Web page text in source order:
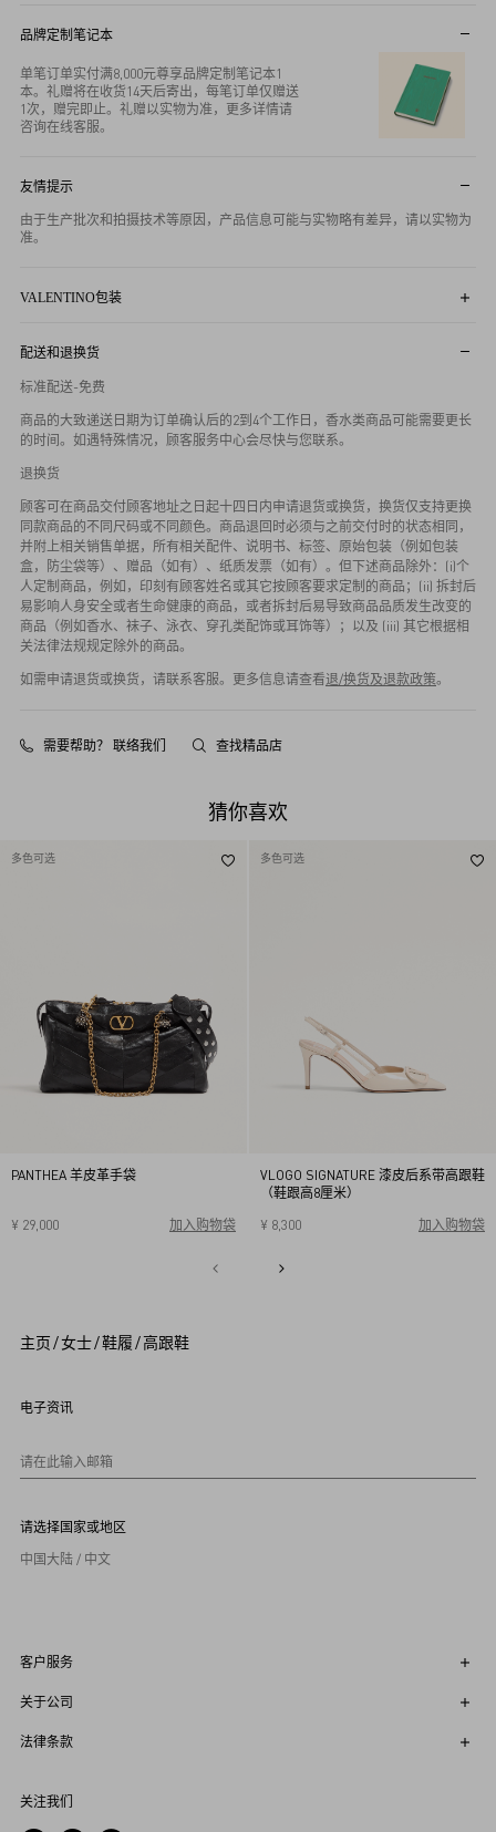
品牌定制笔记本
单笔订单实付满8,000元尊享品牌定制笔记本1
本。礼赠将在收货14天后寄出，每笔订单仅赠送
1次，赠完即止。礼赠以实物为准，更多详情请
咨询在线客服。
友情提示
由于生产批次和拍摄技术等原因，产品信息可能与实物略有差异，请以实物为
准。
VALENTINO包装
等因素有所不同，具体以收到实物包装为准，感谢您的理解。
配送和退换货
标准配送-免费
商品的大致递送日期为订单确认后的2到4个工作日，香水类商品可能需要更长
的时间。如遇特殊情况，顾客服务中心会尽快与您联系。
退换货
顾客可在商品交付顾客地址之日起十四日内申请退货或换货，换货仅支持更换
同款商品的不同尺码或不同颜色。商品退回时必须与之前交付时的状态相同，
并附上相关销售单据，所有相关配件、说明书、标签、原始包装（例如包装
盒，防尘袋等）、赠品（如有）、纸质发票（如有）。但下述商品除外：(i)个
人定制商品，例如，印刻有顾客姓名或其它按顾客要求定制的商品；(ii) 拆封后
易影响人身安全或者生命健康的商品，或者拆封后易导致商品品质发生改变的
商品（例如香水、袜子、泳衣、穿孔类配饰或耳饰等）；以及 (iii) 其它根据相
关法律法规规定除外的商品。
如需申请退货或换货，请联系客服。更多信息请查看退/换货及退款政策。
需要帮助？ 联络我们 查找精品店
猜你喜欢
多色可选
PANTHEA 羊皮革手袋
¥ 29,000 加入购物袋 34
36
39
多色可选
VLOGO SIGNATURE 漆皮后系带高跟鞋
（鞋跟高8厘米）
¥ 8,300
加入购物袋
主页/女士/鞋履/高跟鞋
电子资讯
请在此输入邮箱
请选择国家或地区
中国大陆 / 中文
客户服务
关于公司
法律条款
关注我们